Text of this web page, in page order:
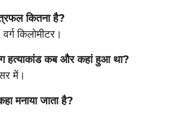
कितना है?
किलोमीटर।
हत्याकांड कब और कहां हुआ था?
में।
मनाया जाता है?